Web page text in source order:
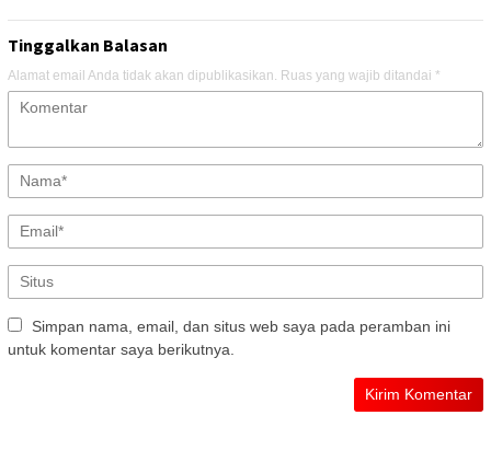
Tinggalkan Balasan
Alamat email Anda tidak akan dipublikasikan. Ruas yang wajib ditandai *
Simpan nama, email, dan situs web saya pada peramban ini
untuk komentar saya berikutnya.